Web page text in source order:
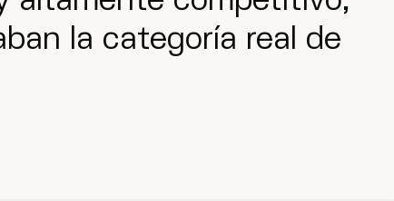
la categoría real de